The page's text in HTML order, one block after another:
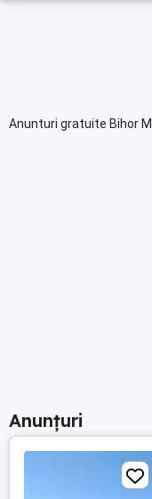
Anunturi gratuite Bihor
Anunțuri